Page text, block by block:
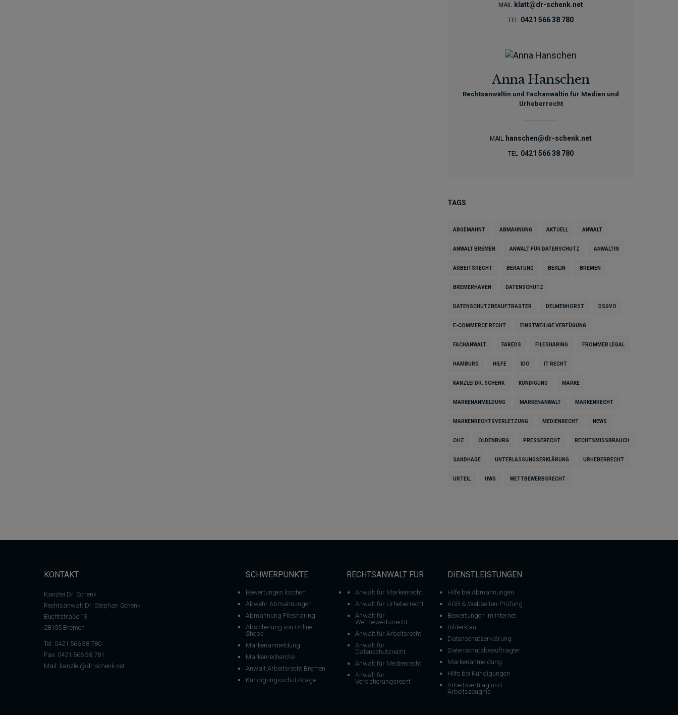
MAIL klatt@dr-schenk.net
TEL 0421 566 38 780
Anna Hanschen
Rechtsanwältin und Fachanwältin für Medien und
Urheberrecht
MAIL hanschen@dr-schenk.net
TEL 0421 566 38 780
TAGS
ABGEMAHNT ABMAHNUNG AKTUELL ANWALT
ANWALT BREMEN ANWALT FÜR DATENSCHUTZ ANWÄLTIN
ARBEITSRECHT BERATUNG BERLIN BREMEN
BREMERHAVEN DATENSCHUTZ
DATENSCHUTZBEAUFTRAGTER DELMENHORST DSGVO
E-COMMERCE RECHT EINSTWEILIGE VERFÜGUNG
FACHANWALT. FAREDS FILESHARING FROMMER LEGAL
HAMBURG HILFE IDO IT RECHT
KANZLEI DR. SCHENK KÜNDIGUNG MARKE
MARKENANMELDUNG MARKENANWALT MARKENRECHT
MARKENRECHTSVERLETZUNG MEDIENRECHT NEWS
OHZ OLDENBURG PRESSERECHT RECHTSMISSBRAUCH
SANDHAGE UNTERLASSUNGSERKLÄRUNG URHEBERRECHT
URTEIL UWG WETTBEWERBSRECHT
KONTAKT
Kanzlei Dr. Schenk
Rechtsanwalt Dr. Stephan Schenk
Buchtstraße 13
28195 Bremen
Tel: 0421 566 38 780
Fax: 0421 566 38 781
Mail: kanzlei@dr-schenk.net
SCHWERPUNKTE
Bewertungen löschen
Abwehr Abmahnungen
Abmahnung Filesharing
Absicherung von Online
Shops
Markenanmeldung
Markenrecherche
Anwalt Arbeitsrecht Bremen
Kündigungsschutzklage
RECHTSANWALT FÜR
Anwalt für Markenrecht
Anwalt für Urheberrecht
Anwalt für
Wettbewerbsrecht
Anwalt für Arbeitsrecht
Anwalt für
Datenschutzrecht
Anwalt für Medienrecht
Anwalt für
Versicherungsrecht
DIENSTLEISTUNGEN
Hilfe bei Abmahnungen
AGB & Webseiten-Prüfung
Bewertungen im Internet
Bilderklau
Datenschutzerklärung
Datenschutzbeauftragter
Markenanmeldung
Hilfe bei Kündigungen
Arbeitsvertrag und
Arbeitszeugnis